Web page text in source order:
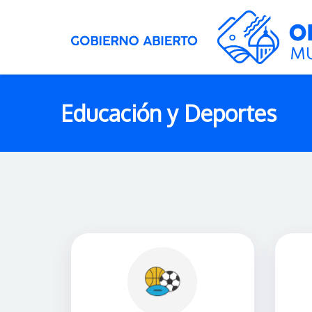
Educación y Deportes